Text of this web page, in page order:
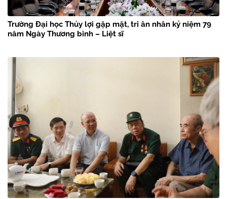
Trường Đại học Thủy lợi gặp mặt, tri ân nhân kỷ niệm 79
năm Ngày Thương binh – Liệt sĩ